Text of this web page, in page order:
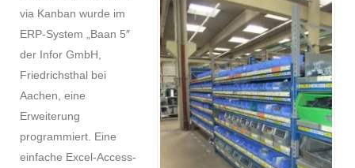
via Kanban wurde im
ERP-System „Baan 5″
der Infor GmbH,
Friedrichsthal bei
Aachen, eine
Erweiterung
programmiert. Eine
einfache Excel-Access-